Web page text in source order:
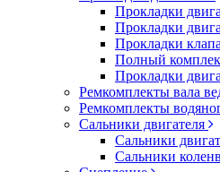
Прокладки
Прокладки
Прокладки
Полный
Прокладки
Ремкомплекты вала
Ремкомплекты
Сальники двигателя
Сальники
Сальники